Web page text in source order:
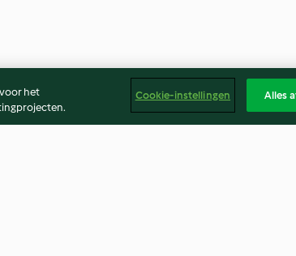
het
Cookie-instellingen Alles